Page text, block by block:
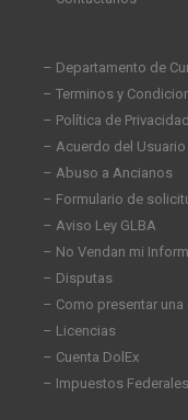
– Departamento de
– Terminos y
– Política de Privacidad
– Acuerdo del Usuario
– Abuso a Ancianos
– Formulario de
– Aviso Ley GLBA
– No Vendan mi
– Disputas
– Como presentar una
– Licencias
– Cuenta DolEx
– Impuestos Federales